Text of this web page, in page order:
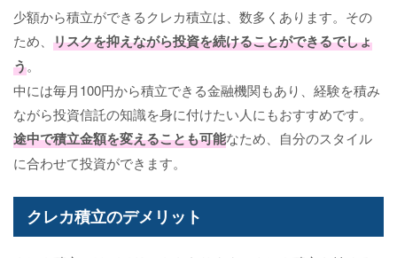
少額から積立ができるクレカ積立は、数多くあります。その
ため、 リスクを抑えながら投資を続けることができるでしょ
う。
中には毎月100円から積立できる金融機関もあり、経験を積み
ながら投資信託の知識を身に付けたい人にもおすすめです。
途中で積立金額を変えることも可能なため、自分のスタイル
に合わせて投資ができます。
クレカ積立のデメリット